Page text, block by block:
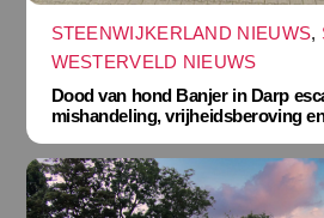
STEENWIJKERLAND NIEUWS,
WESTERVELD NIEUWS
Dood van hond Banjer in Darp
mishandeling, vrijheidsberoving